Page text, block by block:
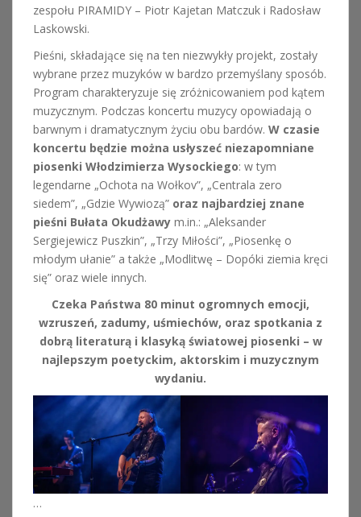
zespołu PIRAMIDY – Piotr Kajetan Matczuk i Radosław
Laskowski.
Pieśni, składające się na ten niezwykły projekt, zostały
wybrane przez muzyków w bardzo przemyślany sposób.
Program charakteryzuje się zróżnicowaniem pod kątem
muzycznym. Podczas koncertu muzycy opowiadają o
barwnym i dramatycznym życiu obu bardów. W czasie
koncertu będzie można usłyszeć niezapomniane
piosenki Włodzimierza Wysockiego: w tym
legendarne „Ochota na Wołkov”, „Centrala zero
siedem”, „Gdzie Wywiozą” oraz najbardziej znane
pieśni Bułata Okudżawy m.in.: „Aleksander
Sergiejewicz Puszkin”, „Trzy Miłości”, „Piosenkę o
młodym ułanie” a także „Modlitwę – Dopóki ziemia kręci
się” oraz wiele innych.
Czeka Państwa 80 minut ogromnych emocji,
wzruszeń, zadumy, uśmiechów, oraz spotkania z
dobrą literaturą i klasyką światowej piosenki – w
najlepszym poetyckim, aktorskim i muzycznym
wydaniu.
…